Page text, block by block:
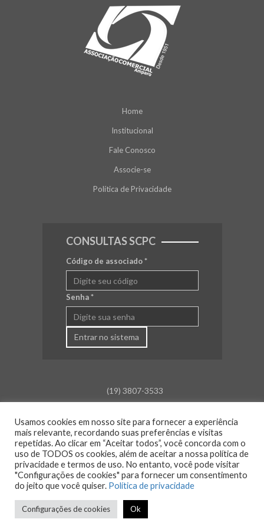
Home
Institucional
Fale Conosco
Associe-se
Política de Privacidade
CONSULTAS SCPC
Código de associado*
Senha*
Entrar no sistema
(19) 3807-3533
Rua Barão de Campinas, 675
Centro - Amparo - SP
Atendimento:
Segunda a sexta: das 8h30 às 18h00
Sáb., Dom. e Feriado: Fechado
Usamos cookies em nosso site para fornecer a experiência
mais relevante, recordando suas preferências e visitas
repetidas. Ao clicar em “Aceitar todos”, você concorda com o
uso de TODOS os cookies, além de aceitar a nossa política de
privacidade e termos de uso. No entanto, você pode visitar
"Configurações de cookies" para fornecer um consentimento
do jeito que você quiser. Política de privacidade
Configurações de cookies Ok